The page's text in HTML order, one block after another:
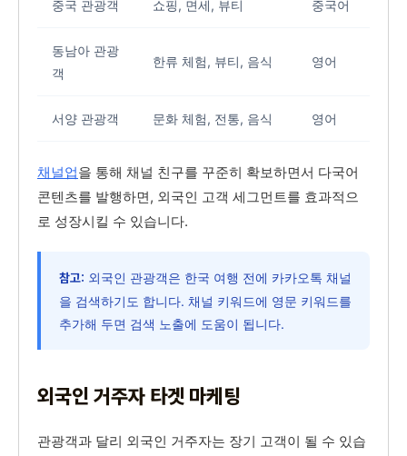
중국 관광객 쇼핑, 면세, 뷰티 중국어
동남아 관광
객
한류 체험, 뷰티, 음식 영어
서양 관광객 문화 체험, 전통, 음식 영어
채널업을 통해 채널 친구를 꾸준히 확보하면서 다국어
콘텐츠를 발행하면, 외국인 고객 세그먼트를 효과적으
로 성장시킬 수 있습니다.
참고: 외국인 관광객은 한국 여행 전에 카카오톡 채널
을 검색하기도 합니다. 채널 키워드에 영문 키워드를
추가해 두면 검색 노출에 도움이 됩니다.
외국인 거주자 타겟 마케팅
관광객과 달리 외국인 거주자는 장기 고객이 될 수 있습